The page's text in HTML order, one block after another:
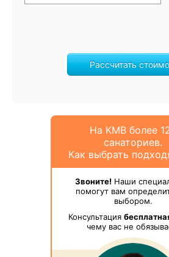
Рассчитать
На КМВ более
санаториев.
Как выбрать
Звоните! Наши
помогут вам
выбором.
Консультация
чему вас не